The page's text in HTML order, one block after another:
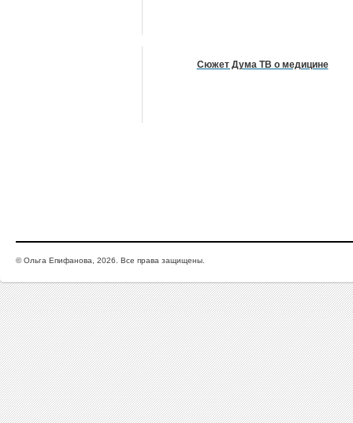
Сюжет Дума ТВ о медицине
© Ольга Епифанова, 2026. Все права защищены.